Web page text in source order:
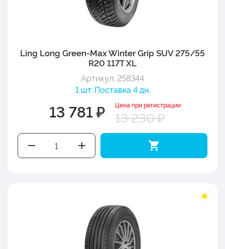
Ling Long Green-Max Winter Grip SUV 275/55
R20 117T XL
Артикул: 258344
1 шт. Поставка 4 дн.
13 781 ₽ Цена при регистрации
13 230 ₽